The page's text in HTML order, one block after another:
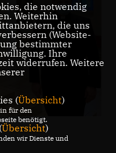
die notwendig
Weiterhin
die uns
(Website-
bestimmter
Ihre
widerrufen. Weitere
(Übersicht)
für den
benötigt.
Übersicht)
wir Dienste und